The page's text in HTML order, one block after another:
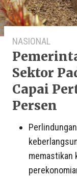
NASIONAL
Sektor
Capai
Persen
memastikan